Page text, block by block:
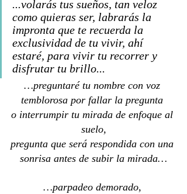
...volarás tus sueños, tan veloz
como quieras ser, labrarás la
impronta que te recuerda la
exclusividad de tu vivir, ahí
estaré, para vivir tu recorrer y
disfrutar tu brillo...
…preguntaré tu nombre con voz
temblorosa por fallar la pregunta
o interrumpir tu mirada de enfoque al
suelo,
pregunta que será respondida con una
sonrisa antes de subir la mirada…
…parpadeo demorado,